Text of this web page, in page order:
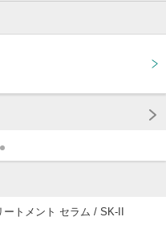
トメント セラム / SK-II